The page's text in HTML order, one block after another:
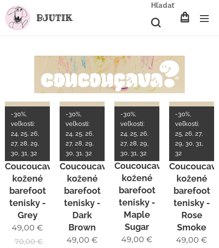
BJUTIK
Hľadať
Coucoucava
kožené
barefoot
tenisky -
Grey
-30%,
veľkosti:
24, 25, 26,
27, 28, 29,
30, 31, 32
49,00 €
70,00€
Coucoucava
kožené
barefoot
tenisky -
Dark
Brown
-30%,
veľkosti:
24, 25, 26,
27, 28, 29,
30, 31, 32
49,00 €
Coucoucava
kožené
barefoot
tenisky -
Maple
Sugar
-30%,
veľkosti:
24, 25, 26,
27, 28, 29,
30, 31, 32
49,00 €
kožené
barefoot
tenisky -
Rose
Smoke
-30%,
veľkosti:
25, 26, 27,
29, 30, 31,
32
49,00 €